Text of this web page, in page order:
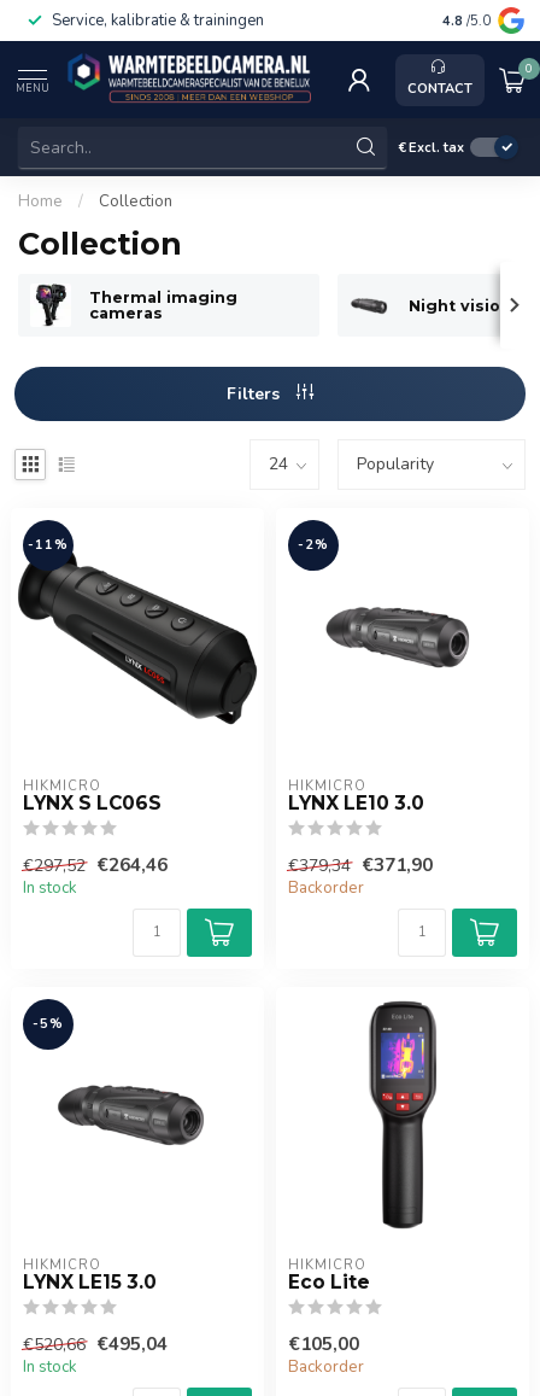
Service, kalibratie & trainingen 4.8 /5.0
MENU CONTACT
0
€Excl. tax
Home / Collection
Collection
Thermal imaging
cameras
Night vision
Filters
-11%
HIKMICRO
LYNX S LC06S
€297,52 €264,46
In stock
-2%
HIKMICRO
LYNX LE10 3.0
€379,34 €371,90
Backorder
-5%
HIKMICRO
LYNX LE15 3.0
€520,66 €495,04
In stock
HIKMICRO
Eco Lite
€105,00
Backorder